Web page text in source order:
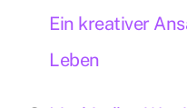
Ein kreativer
Leben